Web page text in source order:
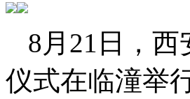
8月21日，
仪式在临潼举